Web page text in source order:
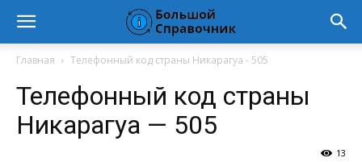
Главная Телефонный код страны Никарагуа - 505
Телефонный код страны
Никарагуа — 505
13